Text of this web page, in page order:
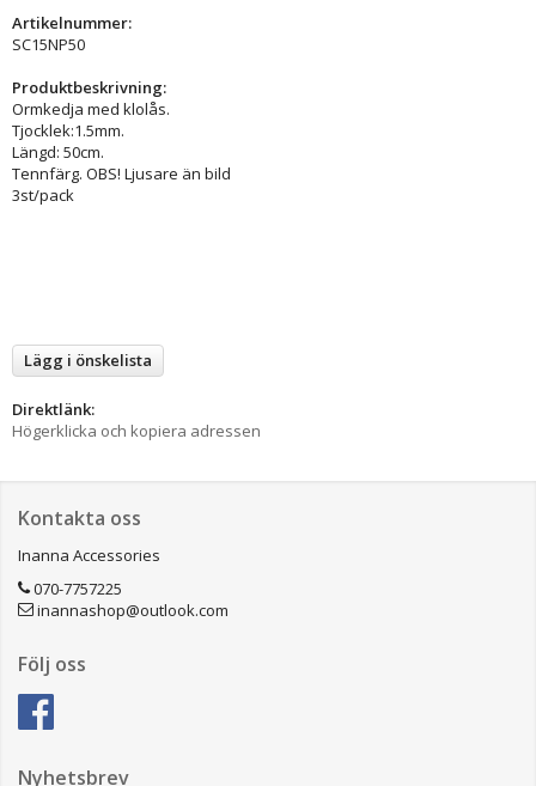
Artikelnummer:
SC15NP50
Produktbeskrivning:
Ormkedja med klolås.
Tjocklek:1.5mm.
Längd: 50cm.
Tennfärg. OBS! Ljusare än bild
3st/pack
Lägg i önskelista
Direktlänk:
Högerklicka och kopiera adressen
Kontakta oss
Inanna Accessories
070-7757225
inannashop@outlook.com
Följ oss
Nyhetsbrev